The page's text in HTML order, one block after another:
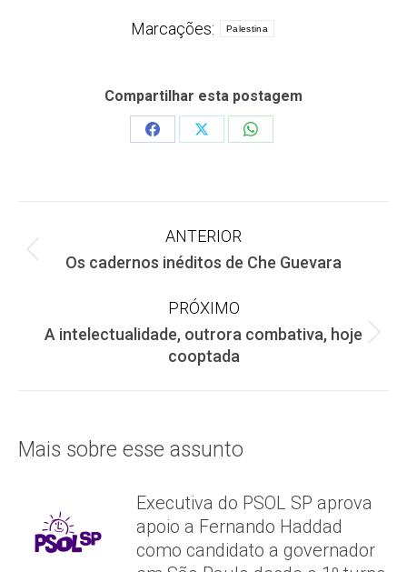
Marcações: Palestina
Compartilhar esta postagem
Share
Share
Share
Navegação
post:
ANTERIOR
Post
Os cadernos inéditos de Che Guevara
PRÓXIMO
Próximo
post:
A intelectualidade, outrora combativa, hoje
cooptada
Mais sobre esse assunto
Executiva do PSOL SP aprova
apoio a Fernando Haddad
como candidato a governador